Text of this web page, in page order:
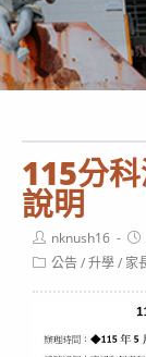
115分
說明
Post
author:
nknush16
Post公告/升學/ 家